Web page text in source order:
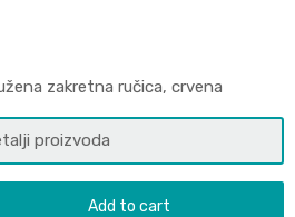
zakretna ručica, crvena
proizvoda
Add to cart